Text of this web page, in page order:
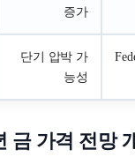
증가
단기 압박 가
능성
금 가격 전망